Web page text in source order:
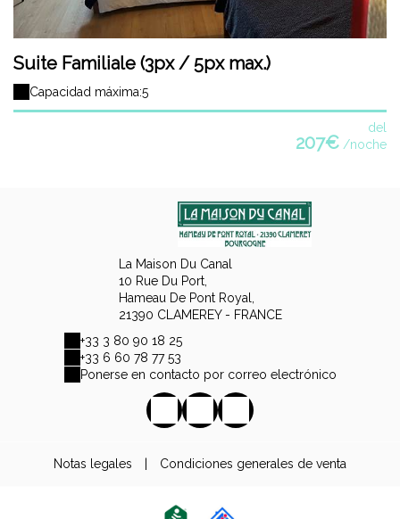
Suite Familiale (3px / 5px max.)
Capacidad máxima:5
del
207€ /noche
La Maison Du Canal
10 Rue Du Port,
Hameau De Pont Royal,
21390 CLAMEREY - FRANCE
+33 3 80 90 18 25
+33 6 60 78 77 53
Ponerse en contacto por correo electrónico
Notas legales | Condiciones generales de venta